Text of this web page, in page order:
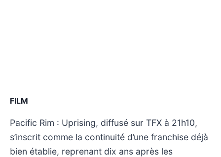
FILM
Pacific Rim : Uprising, diffusé sur TFX à 21h10,
s’inscrit comme la continuité d’une franchise déjà
bien établie, reprenant dix ans après les